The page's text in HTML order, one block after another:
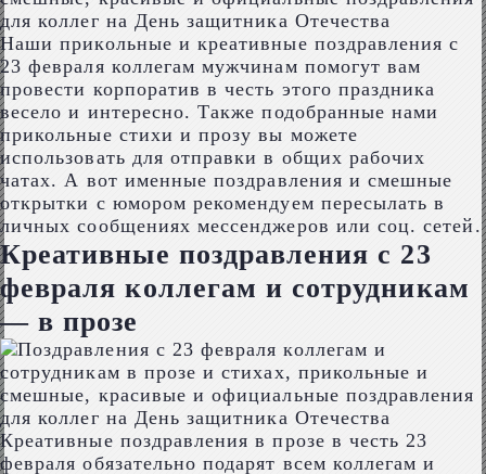
Наши прикольные и креативные поздравления с
23 февраля коллегам мужчинам помогут вам
провести корпоратив в честь этого праздника
весело и интересно. Также подобранные нами
прикольные стихи и прозу вы можете
использовать для отправки в общих рабочих
чатах. А вот именные поздравления и смешные
открытки с юмором рекомендуем пересылать в
личных сообщениях мессенджеров или соц. сетей.
Креативные поздравления с 23
февраля коллегам и сотрудникам
— в прозе
Креативные поздравления в прозе в честь 23
февраля обязательно подарят всем коллегам и